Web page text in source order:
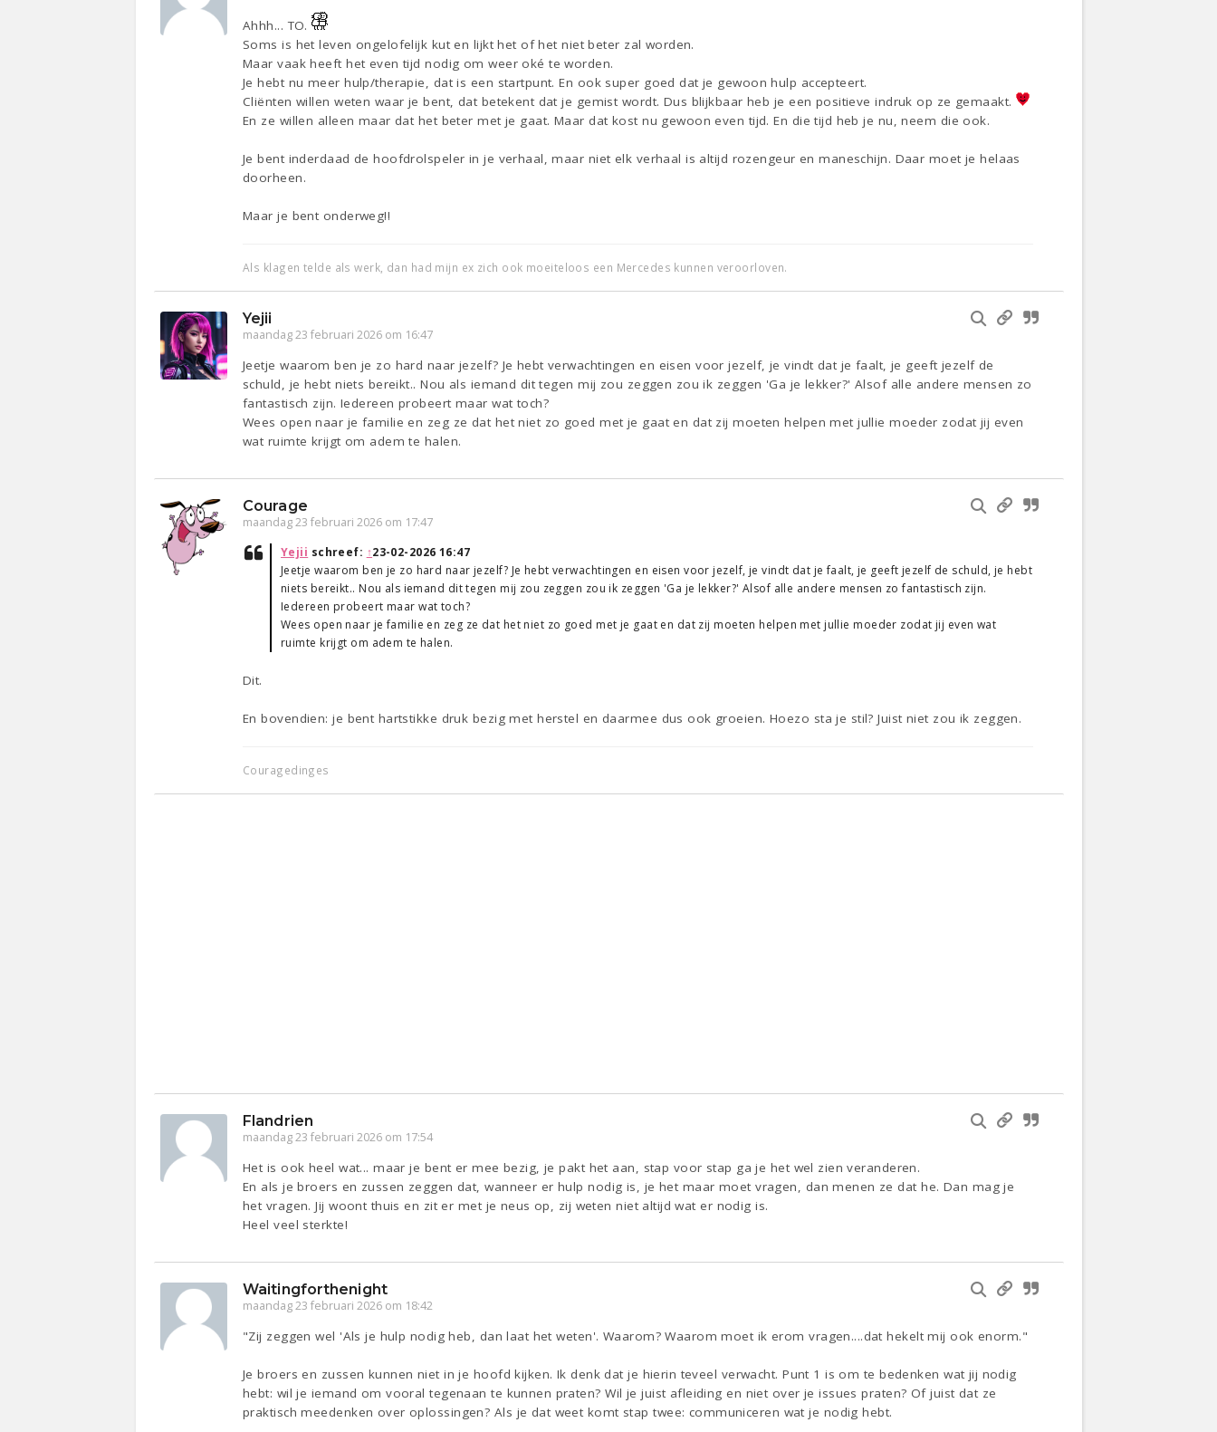
Ahhh... TO.
Soms is het leven ongelofelijk kut en lijkt het of het niet beter zal worden.
Maar vaak heeft het even tijd nodig om weer oké te worden.
Je hebt nu meer hulp/therapie, dat is een startpunt. En ook super goed dat je gewoon hulp accepteert.
Cliënten willen weten waar je bent, dat betekent dat je gemist wordt. Dus blijkbaar heb je een positieve indruk op ze gemaakt.
En ze willen alleen maar dat het beter met je gaat. Maar dat kost nu gewoon even tijd. En die tijd heb je nu, neem die ook.
Je bent inderdaad de hoofdrolspeler in je verhaal, maar niet elk verhaal is altijd rozengeur en maneschijn. Daar moet je helaas
doorheen.
Maar je bent onderweg!!
Als klagen telde als werk, dan had mijn ex zich ook moeiteloos een Mercedes kunnen veroorloven.
Yejii
maandag 23 februari 2026 om 16:47
Jeetje waarom ben je zo hard naar jezelf? Je hebt verwachtingen en eisen voor jezelf, je vindt dat je faalt, je geeft jezelf de
schuld, je hebt niets bereikt.. Nou als iemand dit tegen mij zou zeggen zou ik zeggen 'Ga je lekker?' Alsof alle andere mensen zo
fantastisch zijn. Iedereen probeert maar wat toch?
Wees open naar je familie en zeg ze dat het niet zo goed met je gaat en dat zij moeten helpen met jullie moeder zodat jij even
wat ruimte krijgt om adem te halen.
Courage
maandag 23 februari 2026 om 17:47
Yejii schreef: ↑23-02-2026 16:47
Jeetje waarom ben je zo hard naar jezelf? Je hebt verwachtingen en eisen voor jezelf, je vindt dat je faalt, je geeft jezelf de schuld, je hebt
niets bereikt.. Nou als iemand dit tegen mij zou zeggen zou ik zeggen 'Ga je lekker?' Alsof alle andere mensen zo fantastisch zijn.
Iedereen probeert maar wat toch?
Wees open naar je familie en zeg ze dat het niet zo goed met je gaat en dat zij moeten helpen met jullie moeder zodat jij even wat
ruimte krijgt om adem te halen.
Dit.
En bovendien: je bent hartstikke druk bezig met herstel en daarmee dus ook groeien. Hoezo sta je stil? Juist niet zou ik zeggen.
Couragedinges
Flandrien
maandag 23 februari 2026 om 17:54
Het is ook heel wat... maar je bent er mee bezig, je pakt het aan, stap voor stap ga je het wel zien veranderen.
En als je broers en zussen zeggen dat, wanneer er hulp nodig is, je het maar moet vragen, dan menen ze dat he. Dan mag je
het vragen. Jij woont thuis en zit er met je neus op, zij weten niet altijd wat er nodig is.
Heel veel sterkte!
Waitingforthenight
maandag 23 februari 2026 om 18:42
"Zij zeggen wel 'Als je hulp nodig heb, dan laat het weten'. Waarom? Waarom moet ik erom vragen....dat hekelt mij ook enorm."
Je broers en zussen kunnen niet in je hoofd kijken. Ik denk dat je hierin teveel verwacht. Punt 1 is om te bedenken wat jij nodig
hebt: wil je iemand om vooral tegenaan te kunnen praten? Wil je juist afleiding en niet over je issues praten? Of juist dat ze
praktisch meedenken over oplossingen? Als je dat weet komt stap twee: communiceren wat je nodig hebt.